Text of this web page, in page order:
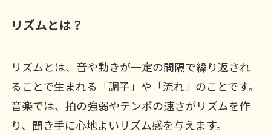
リズムとは？
リズムとは、音や動きが一定の間隔で繰り返され
ることで生まれる「調子」や「流れ」のことです。
音楽では、拍の強弱やテンポの速さがリズムを作
り、聞き手に心地よいリズム感を与えます。